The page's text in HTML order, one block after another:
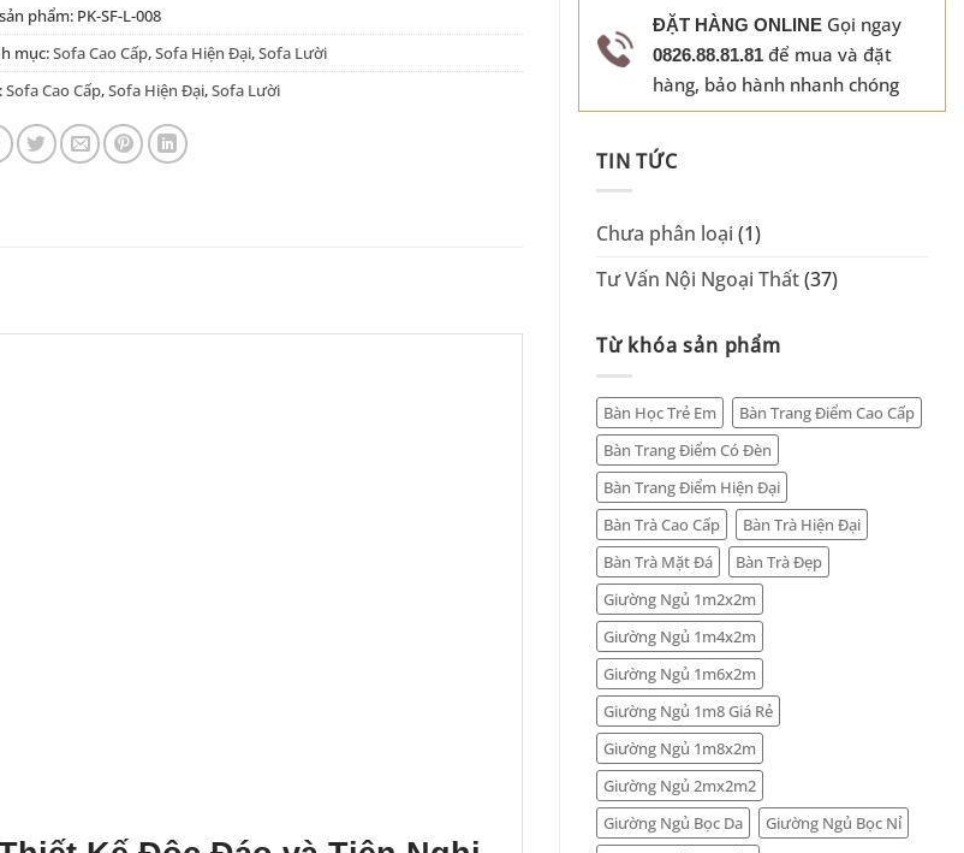
ĐẶT HÀNG ONLINE Gọi ngay
0826.88.81.81 để mua và đặt
hàng, bảo hành nhanh chóng
TIN TỨC
Chưa phân loại (1)
Tư Vấn Nội Ngoại Thất(37)
Từ khóa sản phẩm
Bàn Học Trẻ Em
Bàn Trang Điểm Cao Cấp
Bàn Trang Điểm Có Đèn
Bàn Trang Điểm Hiện Đại
Bàn Trà Cao Cấp
Bàn Trà Hiện Đại
Bàn Trà Mặt Đá
Bàn Trà Đẹp
Giường Ngủ 1m2x2m
Giường Ngủ 1m4x2m
Giường Ngủ 1m6x2m
Giường Ngủ 1m8 Giá Rẻ
Giường Ngủ 1m8x2m
Giường Ngủ 2mx2m2
Giường Ngủ Bọc Da
Giường Ngủ Bọc Nỉ
phẩm: PK-SF-L-008
mục:Sofa Cao Cấp,Sofa Hiện Đại,Sofa Lười
Sofa Cao Cấp,Sofa Hiện Đại,Sofa Lười